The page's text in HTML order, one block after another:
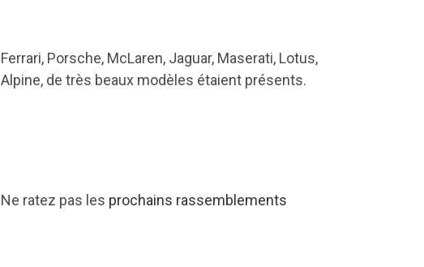
Ferrari, Porsche, McLaren, Jaguar, Maserati, Lotus,
Alpine, de très beaux modèles étaient présents.
Ne ratez pas les prochains rassemblements